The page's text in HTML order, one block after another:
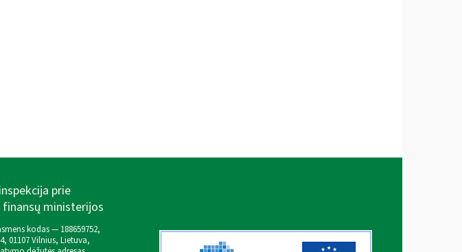
prie
ministerijos
kodas — 188659752,
01107 Vilnius, Lietuva,